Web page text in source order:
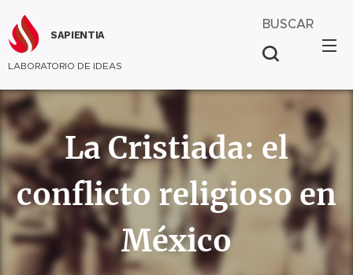
SAPIENTIA
LABORATORIO DE IDEAS
BUSCAR
La Cristiada: el
conflicto religioso en
México